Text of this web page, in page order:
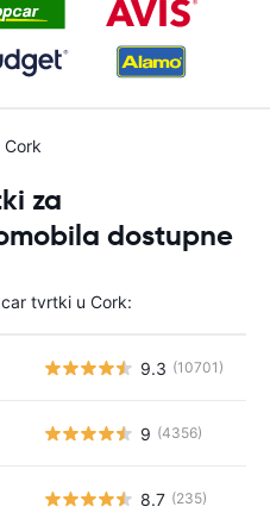
Cork
za
dostupne
tvrtki u Cork:
9.3 (10701)
9 (4356)
8.7 (235)